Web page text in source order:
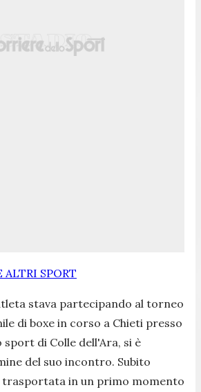
SPORT
stava partecipando al torneo
di boxe in corso a Chieti presso
di Colle dell'Ara, si è
del suo incontro. Subito
trasportata in un primo momento